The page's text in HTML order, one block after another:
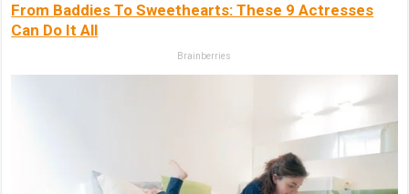
From Baddies To Sweethearts: These 9 Actresses
Can Do It All
Brainberries